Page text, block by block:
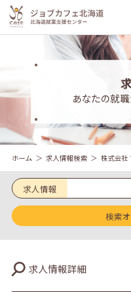
あなたの就
ホーム 求人情報検索 株式会社
求人情報
検索
求人情報詳細